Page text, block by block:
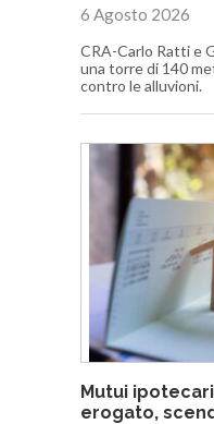
6 Agosto 2026
CRA-Carlo Ratti e
una torre di 140
contro le alluvioni.
Mutui
erogato,